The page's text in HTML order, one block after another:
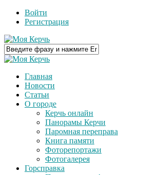
Войти
Регистрация
Главная
Новости
Статьи
О городе
Керчь онлайн
Панорамы Керчи
Паромная переправа
Книга памяти
Фоторепортажи
Фотогалерея
Горсправка